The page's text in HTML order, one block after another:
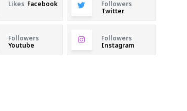
Likes Facebook
Followers
Twitter
Followers
Youtube
Followers
Instagram